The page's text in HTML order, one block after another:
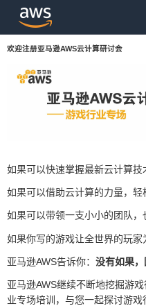
欢迎注册亚马逊AWS云计算研讨会
如果可以快速掌握最新云计算技
如果可以借助云计算的力量，轻
如果可以带领一支小小的团队，
如果你写的游戏让全世界的玩家
亚马逊AWS告诉你： 没有如果，
亚马逊AWS继续不断地挖掘游
业专场培训，与您一起探讨游